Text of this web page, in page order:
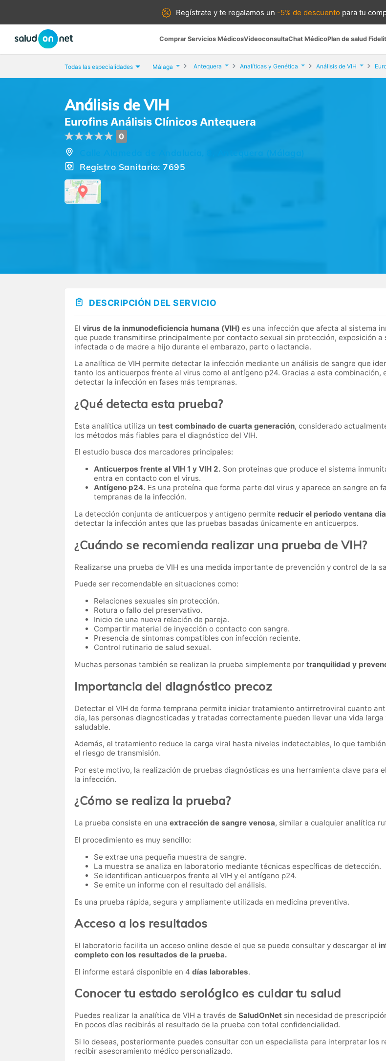
Regístrate yte regalamos un -5% de descuento para tu
Comprar Servicios MédicosVideoconsultaChat MédicoPlan de salud
Todas las especialidades Málaga Antequera Analíticas y Genética Análisis de VIH
Análisis de VIH
Eurofins Análisis Clínicos Antequera
0
Calle Alameda de Andalucia, 8, Antequera (Málaga)
Registro Sanitario: 7695
DESCRIPCIÓN DEL SERVICIO
El virus de la inmunodeficiencia humana (VIH) es una infección que afecta al sistema
que puede transmitirse principalmente por contacto sexual sin protección, exposición a
infectada o de madre a hijo durante el embarazo, parto o lactancia.
La analítica de VIH permite detectar la infección mediante un análisis de sangre que
tanto los anticuerpos frente al virus como el antígeno p24. Gracias a esta combinación,
detectar la infección en fases más tempranas.
¿Qué detecta esta prueba?
Esta analítica utiliza un test combinado de cuarta generación, considerado
los métodos más fiables para el diagnóstico del VIH.
El estudio busca dos marcadores principales:
Anticuerpos frente al VIH 1 y VIH 2. Son proteínas que produce el sistema
entra en contacto con el virus.
Antígeno p24. Es una proteína que forma parte del virus y aparece en sangre en
tempranas de la infección.
La detección conjunta de anticuerpos y antígeno permite reducir el periodo ventana
detectar la infección antes que las pruebas basadas únicamente en anticuerpos.
¿Cuándo se recomienda realizar una prueba de VIH?
Realizarse una prueba de VIH es una medida importante de prevención y control de la
Puede ser recomendable en situaciones como:
Relaciones sexuales sin protección.
Rotura o fallo del preservativo.
Inicio de una nueva relación de pareja.
Compartir material de inyección o contacto con sangre.
Presencia de síntomas compatibles con infección reciente.
Control rutinario de salud sexual.
Muchas personas también se realizan la prueba simplemente por tranquilidad y
Importancia del diagnóstico precoz
Detectar el VIH de forma temprana permite iniciar tratamiento antirretroviral cuanto
día, las personas diagnosticadas y tratadas correctamente pueden llevar una vida larga
saludable.
Además, el tratamiento reduce la carga viral hasta niveles indetectables, lo que
el riesgo de transmisión.
Por este motivo, la realización de pruebas diagnósticas es una herramienta clave para
la infección.
¿Cómo se realiza la prueba?
La prueba consiste en una extracción de sangre venosa, similar a cualquier analítica
El procedimiento es muy sencillo:
Se extrae una pequeña muestra de sangre.
La muestra se analiza en laboratorio mediante técnicas específicas de detección.
Se identifican anticuerpos frente al VIH y el antígeno p24.
Se emite un informe con el resultado del análisis.
Es una prueba rápida, segura y ampliamente utilizada en medicina preventiva.
Acceso a los resultados
El laboratorio facilita un acceso online desde el que se puede consultar y descargar el
completo con los resultados de la prueba.
El informe estará disponible en 4 días laborables.
Conocer tu estado serológico es cuidar tu salud
Puedes realizar la analítica de VIH a través de SaludOnNet sin necesidad de
En pocos días recibirás el resultado de la prueba con total confidencialidad.
Si lo deseas, posteriormente puedes consultar con un especialista para interpretar los
recibir asesoramiento médico personalizado.